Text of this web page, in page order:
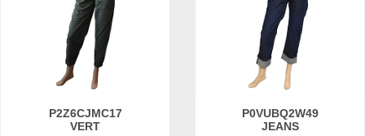
P2Z6CJMC17
VERT
P0VUBQ2W49
JEANS